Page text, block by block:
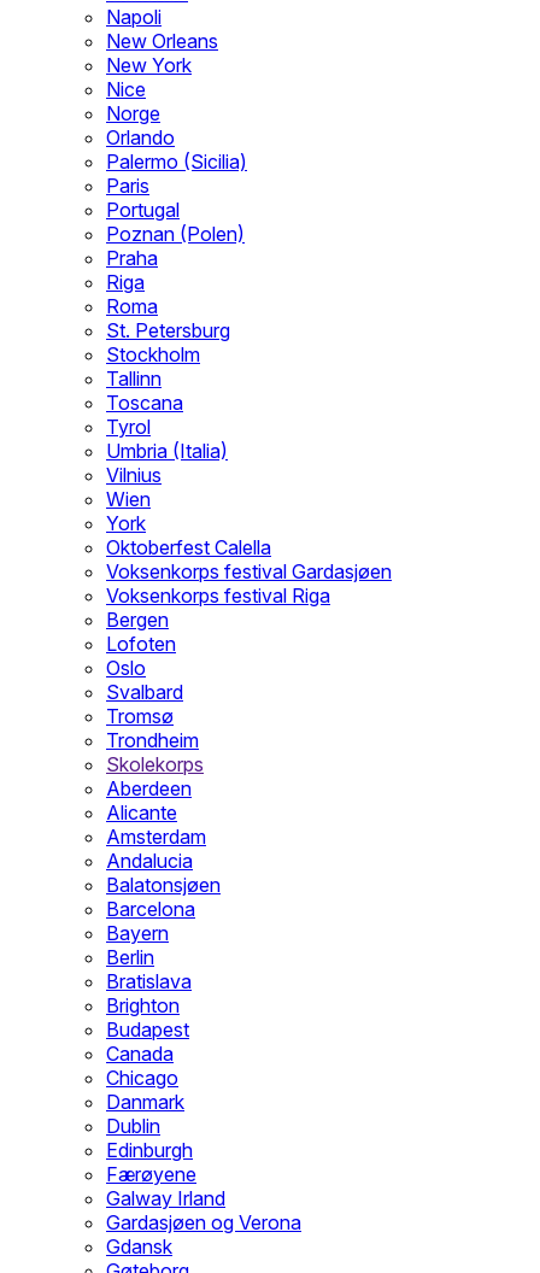
Napoli
New Orleans
New York
Nice
Norge
Orlando
Palermo (Sicilia)
Paris
Portugal
Poznan (Polen)
Praha
Riga
Roma
St. Petersburg
Stockholm
Tallinn
Toscana
Tyrol
Umbria (Italia)
Vilnius
Wien
York
Oktoberfest Calella
Voksenkorps festival Gardasjøen
Voksenkorps festival Riga
Bergen
Lofoten
Oslo
Svalbard
Tromsø
Trondheim
Skolekorps
Aberdeen
Alicante
Amsterdam
Andalucia
Balatonsjøen
Barcelona
Bayern
Berlin
Bratislava
Brighton
Budapest
Canada
Chicago
Danmark
Dublin
Edinburgh
Færøyene
Galway Irland
Gardasjøen og Verona
Gdansk